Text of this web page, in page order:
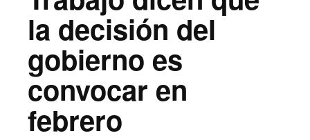
la decisión del
gobierno es
convocar en
febrero